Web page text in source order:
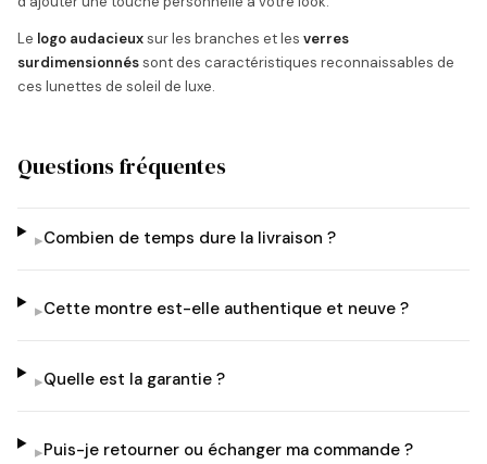
Le logo audacieuxsur les branches et les verres
surdimensionnéssont des caractéristiques reconnaissables de
ces lunettes de soleil de luxe.
Questions fréquentes
▸Combien de temps dure la livraison ?
▸Cette montre est-elle authentique et neuve ?
▸Quelle est la garantie ?
▸Puis-je retourner ou échanger ma commande ?